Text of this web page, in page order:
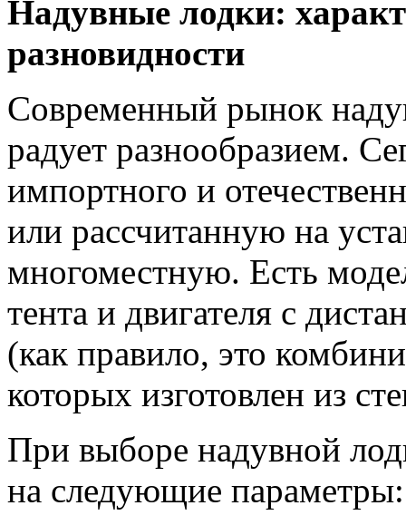
Надувные лодки:
разновидности
Современный рынок
радует разнообразием.
импортного и
или рассчитанную на
многоместную. Есть
тента и двигателя с
(как правило, это
которых изготовлен из
При выборе надувной
на следующие параметры: